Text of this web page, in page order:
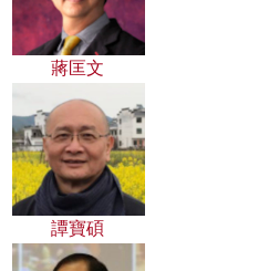
蔣匡文
譚寶碩